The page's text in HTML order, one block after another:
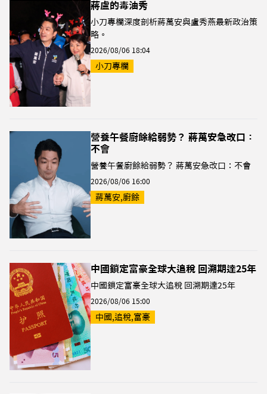
蔣盧的毒油秀
小刀專欄深度剖析蔣萬安與盧秀燕最新政治策
略。
2026/08/06 18:04
小刀專欄
營養午餐廚餘給弱勢？ 蔣萬安急改口：
不會
營養午餐廚餘給弱勢？ 蔣萬安急改口：不會
2026/08/06 16:00
蔣萬安,廚餘
中國鎖定富豪全球大追稅 回溯期達25年
中國鎖定富豪全球大追稅 回溯期達25年
2026/08/06 15:00
中國,追稅,富豪